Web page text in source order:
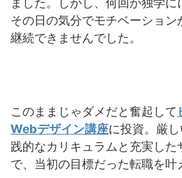
その日の気分でモチベーショ
継続できませんでした。
このままじゃダメだと奮起して
Webデザイン講座に投資。厳
践的なカリキュラムと充実し
で、当初の目標だった転職を叶